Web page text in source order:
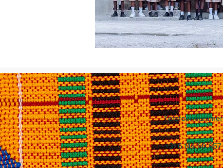
Telefoonnummer
+31 6 144 60 957